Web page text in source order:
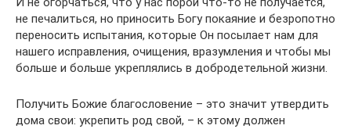
не печалиться, но приносить Богу покаяние и безропотно
переносить испытания, которые Он посылает нам для
нашего исправления, очищения, вразумления и чтобы мы
больше и больше укреплялись в добродетельной жизни.
Получить Божие благословение – это значит утвердить
дома свои: укрепить род свой, – к этому должен